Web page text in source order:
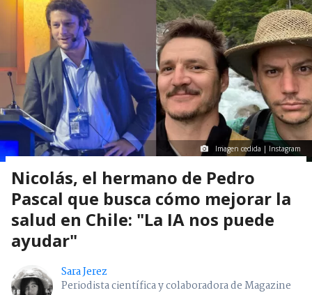
Imagen cedida | Instagram
Nicolás, el hermano de Pedro
Pascal que busca cómo mejorar la
salud en Chile: "La IA nos puede
ayudar"
Sara Jerez
Periodista científica y colaboradora de Magazine